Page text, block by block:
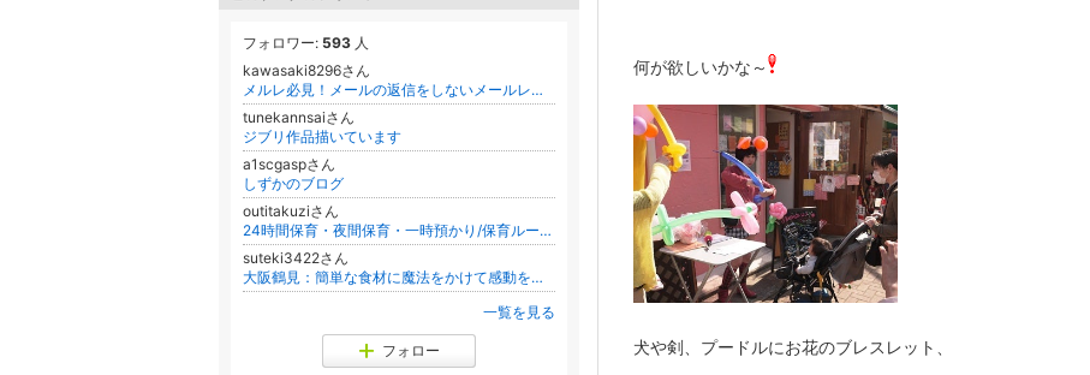
何が欲しいかな～
犬や剣、プードルにお花のブレスレット、
フォロワー: 593 人
kawasaki8296さん
メルレ必見！メールの返信をしないメールレディｗが★1日30分の片手間で稼いでるリアル報酬★大公開！
tunekannsaiさん
ジブリ作品描いています
a1scgaspさん
しずかのブログ
outitakuziさん
24時間保育・夜間保育・一時預かり/保育ルームひなたのおうち/神戸市灘区
suteki3422さん
大阪鶴見：簡単な食材に魔法をかけて感動を呼ぶ！彩りテーブルお菓子＆お料理教室
一覧を見る
フォロー